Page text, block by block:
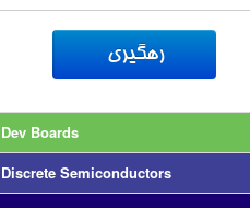
Dev Boards
Discrete Semiconductors